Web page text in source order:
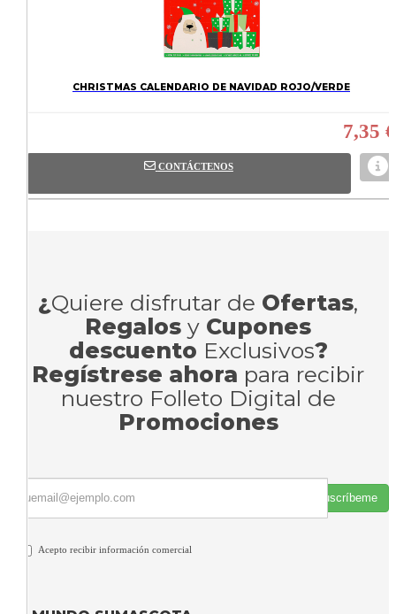
CHRISTMAS CALENDARIO DE NAVIDAD ROJO/VERDE
7,35 €
CONTÁCTENOS
¿Quiere disfrutar de Ofertas,
Regalos y Cupones
descuento Exclusivos?
Regístrese ahora para recibir
nuestro Folleto Digital de
Promociones
Suscríbeme
Acepto recibir información comercial